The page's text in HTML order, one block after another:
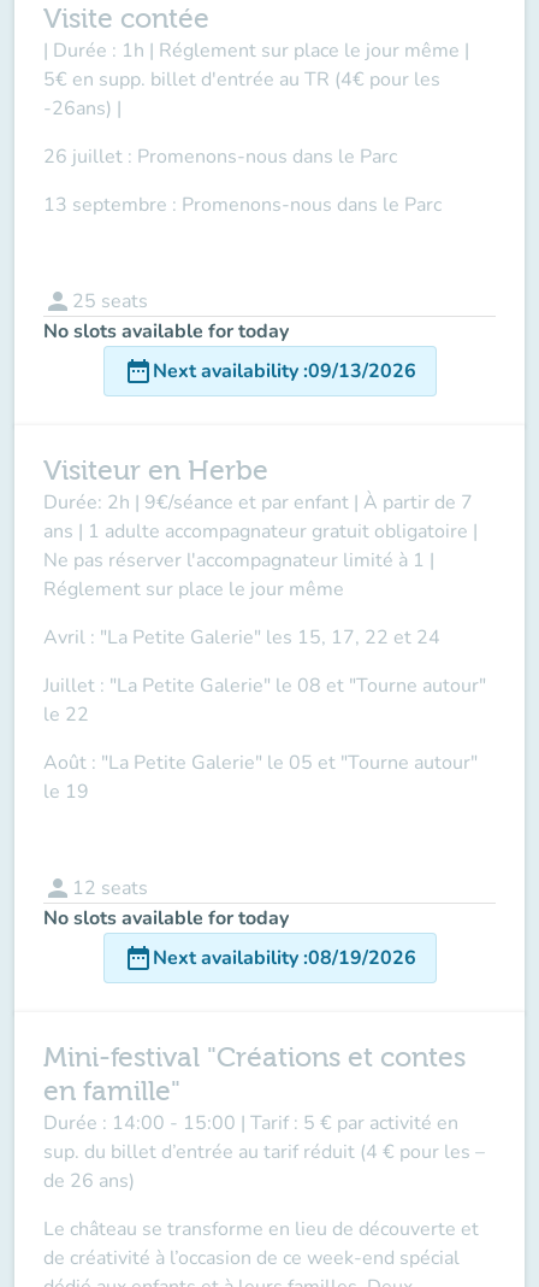
Visite contée
| Durée : 1h | Réglement sur place le jour même |
5€ en supp. billet d'entrée au TR (4€ pour les
-26ans) |
26 juillet : Promenons-nous dans le Parc
13 septembre : Promenons-nous dans le Parc
person 25 seats
No slots available for today
date_rangeNext availability:09/13/2026
Visiteur en Herbe
Durée: 2h | 9€/séance et par enfant | À partir de 7
ans | 1 adulte accompagnateur gratuit obligatoire |
Ne pas réserver l'accompagnateur limité à 1 |
Réglement sur place le jour même
Avril : "La Petite Galerie" les 15, 17, 22 et 24
Juillet : "La Petite Galerie" le 08 et "Tourne autour"
le 22
Août : "La Petite Galerie" le 05 et "Tourne autour"
le 19
person 12 seats
No slots available for today
date_rangeNext availability:08/19/2026
Mini-festival "Créations et contes
en famille"
Durée : 14:00 - 15:00 | Tarif : 5 € par activité en
sup. du billet d’entrée au tarif réduit (4 € pour les –
de 26 ans)
Le château se transforme en lieu de découverte et
de créativité à l’occasion de ce week-end spécial